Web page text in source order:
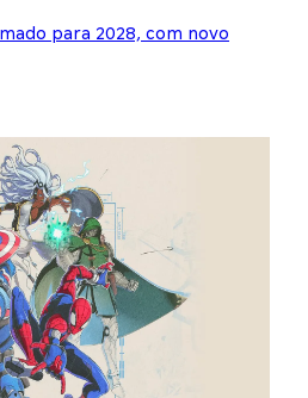
para 2028, com novo